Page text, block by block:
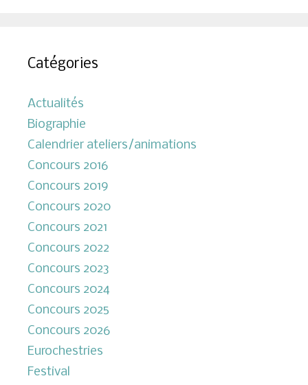
Catégories
Actualités
Biographie
Calendrier ateliers/animations
Concours 2016
Concours 2019
Concours 2020
Concours 2021
Concours 2022
Concours 2023
Concours 2024
Concours 2025
Concours 2026
Eurochestries
Festival